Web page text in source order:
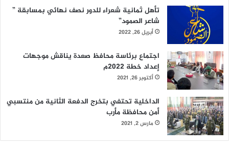
تأهل ثمانية شعراء للدور نصف نهائي بمسابقة ”
شاعر الصمود”
أبريل 26, 2022
اجتماع برئاسة محافظ صعدة يناقش موجهات
إعداد خطة 2022م
أكتوبر 26, 2021
الداخلية تحتفي بتخرج الدفعة الثانية من منتسبي
أمن محافظة مأرب
مارس 2, 2021